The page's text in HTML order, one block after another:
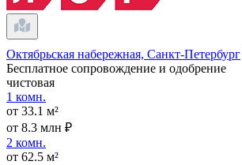
Октябрьская набережная, Санкт-Петербург
Бесплатное сопровождение и одобрение
чистовая
1 комн.
от 33.1 м²
от 8.3 млн ₽
2 комн.
от 62.5 м²